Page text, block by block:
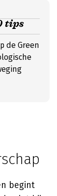
tips
de Green
begint